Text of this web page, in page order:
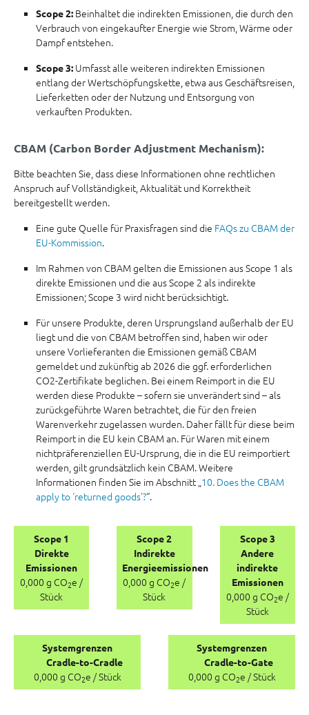
Scope 2: Beinhaltet die indirekten Emissionen, die durch den
Verbrauch von eingekaufter Energie wie Strom, Wärme oder
Dampf entstehen.
Scope 3: Umfasst alle weiteren indirekten Emissionen
entlang der Wertschöpfungskette, etwa aus Geschäftsreisen,
Lieferketten oder der Nutzung und Entsorgung von
verkauften Produkten.
CBAM (Carbon Border Adjustment Mechanism):
Bitte beachten Sie, dass diese Informationen ohne rechtlichen
Anspruch auf Vollständigkeit, Aktualität und Korrektheit
bereitgestellt werden.
Eine gute Quelle für Praxisfragen sind die FAQs zu CBAM der
EU-Kommission.
Im Rahmen von CBAM gelten die Emissionen aus Scope 1 als
direkte Emissionen und die aus Scope 2 als indirekte
Emissionen; Scope 3 wird nicht berücksichtigt.
Für unsere Produkte, deren Ursprungsland außerhalb der EU
liegt und die von CBAM betroffen sind, haben wir oder
unsere Vorlieferanten die Emissionen gemäß CBAM
gemeldet und zukünftig ab 2026 die ggf. erforderlichen
CO2-Zertifikate beglichen. Bei einem Reimport in die EU
werden diese Produkte – sofern sie unverändert sind – als
zurückgeführte Waren betrachtet, die für den freien
Warenverkehr zugelassen wurden. Daher fällt für diese beim
Reimport in die EU kein CBAM an. Für Waren mit einem
nichtpräferenziellen EU-Ursprung, die in die EU reimportiert
werden, gilt grundsätzlich kein CBAM. Weitere
Informationen finden Sie im Abschnitt „10. Does the CBAM
apply to ‘returned goods’?“.
Scope 1
Direkte
Emissionen
0,000 g CO2e /
Stück
Scope 2
Indirekte
Energieemissionen
0,000 g CO2e /
Stück
Scope 3
Andere
indirekte
Emissionen
0,000 g CO2e /
Stück
Systemgrenzen
Cradle-to-Cradle
0,000 g CO2e / Stück
Systemgrenzen
Cradle-to-Gate
0,000 g CO2e / Stück